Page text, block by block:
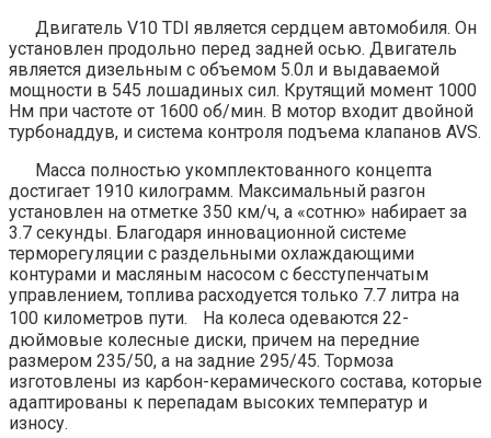
Двигатель V10 TDI является сердцем автомобиля. Он
установлен продольно перед задней осью. Двигатель
является дизельным с объемом 5.0л и выдаваемой
мощности в 545 лошадиных сил. Крутящий момент 1000
Нм при частоте от 1600 об/мин. В мотор входит двойной
турбонаддув, и система контроля подъема клапанов AVS.
Масса полностью укомплектованного концепта
достигает 1910 килограмм. Максимальный разгон
установлен на отметке 350 км/ч, а «сотню» набирает за
3.7 секунды. Благодаря инновационной системе
терморегуляции с раздельными охлаждающими
контурами и масляным насосом с бесступенчатым
управлением, топлива расходуется только 7.7 литра на
100 километров пути. На колеса одеваются 22-
дюймовые колесные диски, причем на передние
размером 235/50, а на задние 295/45. Тормоза
изготовлены из карбон-керамического состава, которые
адаптированы к перепадам высоких температур и
износу.